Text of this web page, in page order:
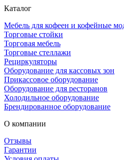
Каталог
Мебель для кофеен и кофейные
Торговые стойки
Торговая мебель
Торговые стеллажи
Рециркуляторы
Оборудование для кассовых зон
Прикассовое оборудование
Оборудование для ресторанов
Холодильное оборудование
Брендированное оборудование
О компании
Отзывы
Гарантии